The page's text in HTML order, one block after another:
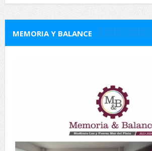
MEMORIA Y BALANCE